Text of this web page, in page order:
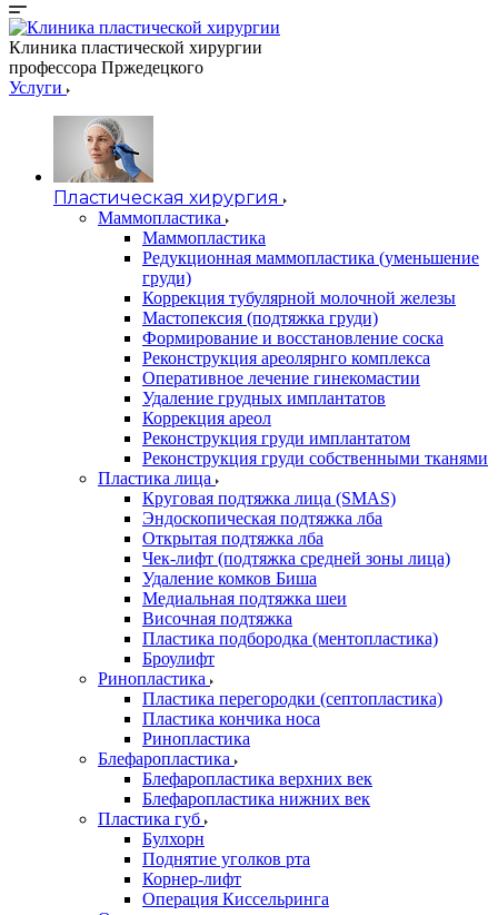
Клиника пластической хирургии
профессора Пржедецкого
Услуги
Пластическая хирургия
Маммопластика
Маммопластика
Редукционная маммопластика (уменьшение
груди)
Коррекция тубулярной молочной железы
Мастопексия (подтяжка груди)
Формирование и восстановление соска
Реконструкция ареолярнго комплекса
Оперативное лечение гинекомастии
Удаление грудных имплантатов
Коррекция ареол
Реконструкция груди имплантатом
Реконструкция груди собственными тканями
Пластика лица
Круговая подтяжка лица (SMAS)
Эндоскопическая подтяжка лба
Открытая подтяжка лба
Чек-лифт (подтяжка средней зоны лица)
Удаление комков Биша
Медиальная подтяжка шеи
Височная подтяжка
Пластика подбородка (ментопластика)
Броулифт
Ринопластика
Пластика перегородки (септопластика)
Пластика кончика носа
Ринопластика
Блефаропластика
Блефаропластика верхних век
Блефаропластика нижних век
Пластика губ
Булхорн
Поднятие уголков рта
Корнер-лифт
Операция Киссельринга